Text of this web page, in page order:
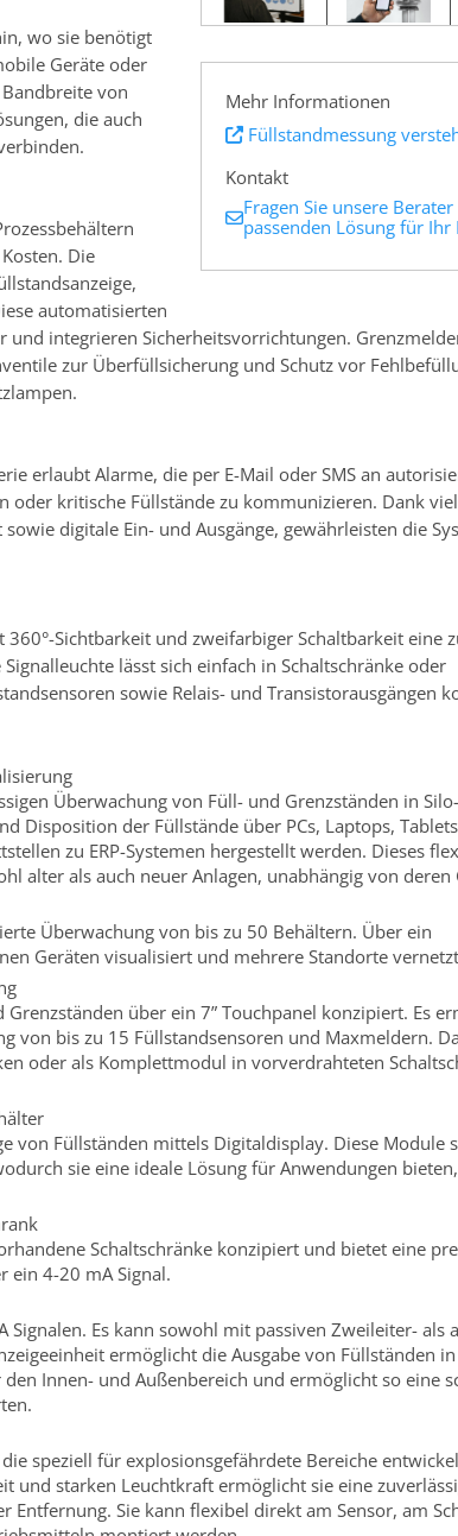
Mehr Informationen
Füllstandmessung
Kontakt
Fragen Sie unsere
passenden Lösung für Ihr
wo sie benötigt
Geräte oder
von
die auch
Die
automatisierten
integrieren Sicherheitsvorrichtungen.
zur Überfüllsicherung und Schutz vor
erlaubt Alarme, die per E-Mail oder SMS an
oder kritische Füllstände zu kommunizieren. Dank
digitale Ein- und Ausgänge, gewährleisten die
Sichtbarkeit und zweifarbiger Schaltbarkeit eine
lässt sich einfach in Schaltschränke oder
sowie Relais- und Transistorausgängen
Überwachung von Füll- und Grenzständen in
Disposition der Füllstände über PCs, Laptops,
zu ERP-Systemen hergestellt werden. Dieses
alter als auch neuer Anlagen, unabhängig von deren
Überwachung von bis zu 50 Behältern. Über ein
Geräten visualisiert und mehrere Standorte
über ein 7” Touchpanel konzipiert. Es
von bis zu 15 Füllstandsensoren und Maxmeldern.
oder als Komplettmodul in vorverdrahteten
von Füllständen mittels Digitaldisplay. Diese Module
sie eine ideale Lösung für Anwendungen
Schaltschränke konzipiert und bietet eine
ein 4-20 mA Signal.
Es kann sowohl mit passiven Zweileiter- als
ermöglicht die Ausgabe von Füllständen
Innen- und Außenbereich und ermöglicht so eine
speziell für explosionsgefährdete Bereiche
und starken Leuchtkraft ermöglicht sie eine
Entfernung. Sie kann flexibel direkt am Sensor, am